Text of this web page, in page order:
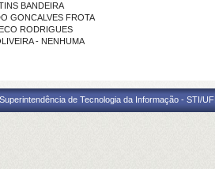
BANDEIRA
GONCALVES FROTA
RODRIGUES
- NENHUMA
de Tecnologia da Informação - STI/